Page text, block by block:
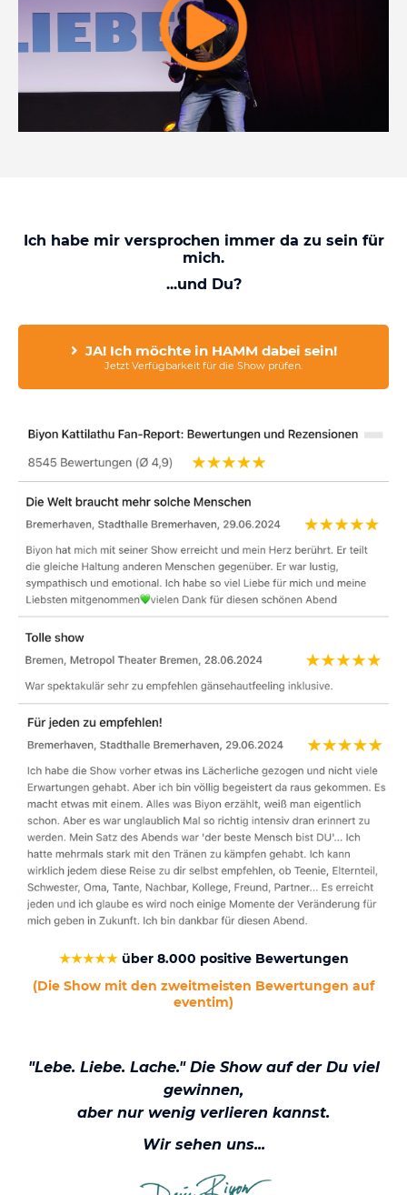
Ich habe mir versprochen immer da zu sein für
mich.
...und Du?
JA! Ich möchte in HAMM dabei sein!
Jetzt Verfügbarkeit für die Show prüfen.
★★★★★über 8.000 positive Bewertungen
(Die Show mit den zweitmeisten Bewertungen auf
eventim)
"Lebe. Liebe. Lache." Die Show auf der Du viel
gewinnen,
aber nur wenig verlieren kannst.
Wir sehen uns...